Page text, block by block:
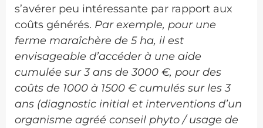
s’avérer peu intéressante par rapport aux
coûts générés. Par exemple, pour une
ferme maraîchère de 5 ha, il est
envisageable d’accéder à une aide
cumulée sur 3 ans de 3000 €, pour des
coûts de 1000 à 1500 € cumulés sur les 3
ans (diagnostic initial et interventions d’un
organisme agréé conseil phyto / usage de